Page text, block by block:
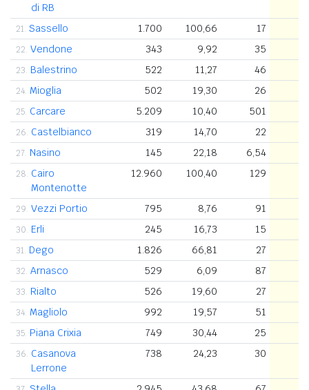
di RB
21. Sassello 1.700 100,66 17
22. Vendone 343 9,92 35
23. Balestrino 522 11,27 46
24. Mioglia 502 19,30 26
25. Carcare 5.209 10,40 501
26. Castelbianco 319 14,70 22
27. Nasino 145 22,18 6,54
28. Cairo
Montenotte
12.960 100,40 129
29. Vezzi Portio 795 8,76 91
30. Erli 245 16,73 15
31. Dego 1.826 66,81 27
32. Arnasco 529 6,09 87
33. Rialto 526 19,60 27
34. Magliolo 992 19,57 51
35. Piana Crixia 749 30,44 25
36. Casanova
Lerrone
738 24,23 30